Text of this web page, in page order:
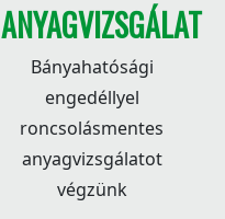
ANYAGVIZSGÁLAT
Bányahatósági
engedéllyel
roncsolásmentes
anyagvizsgálatot
végzünk